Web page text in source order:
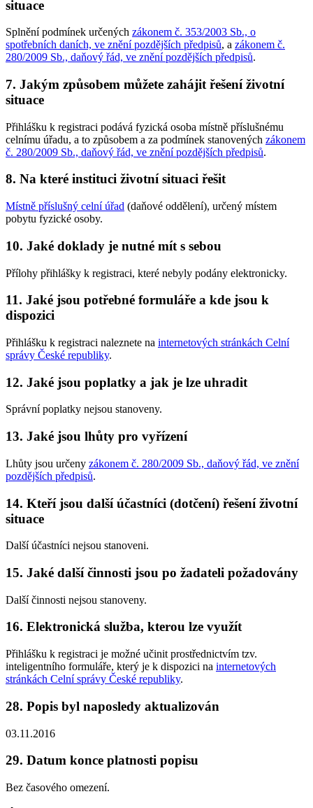
situace
Splnění podmínek určených zákonem č. 353/2003 Sb., o
spotřebních daních, ve znění pozdějších předpisů, a zákonem č.
280/2009 Sb., daňový řád, ve znění pozdějších předpisů.
7. Jakým způsobem můžete zahájit řešení životní
situace
Přihlášku k registraci podává fyzická osoba místně příslušnému
celnímu úřadu, a to způsobem a za podmínek stanovených zákonem
č. 280/2009 Sb., daňový řád, ve znění pozdějších předpisů.
8. Na které instituci životní situaci řešit
Místně příslušný celní úřad (daňové oddělení), určený místem
pobytu fyzické osoby.
10. Jaké doklady je nutné mít s sebou
Přílohy přihlášky k registraci, které nebyly podány elektronicky.
11. Jaké jsou potřebné formuláře a kde jsou k
dispozici
Přihlášku k registraci naleznete na internetových stránkách Celní
správy České republiky.
12. Jaké jsou poplatky a jak je lze uhradit
Správní poplatky nejsou stanoveny.
13. Jaké jsou lhůty pro vyřízení
Lhůty jsou určeny zákonem č. 280/2009 Sb., daňový řád, ve znění
pozdějších předpisů.
14. Kteří jsou další účastníci (dotčení) řešení životní
situace
Další účastníci nejsou stanoveni.
15. Jaké další činnosti jsou po žadateli požadovány
Další činnosti nejsou stanoveny.
16. Elektronická služba, kterou lze využít
Přihlášku k registraci je možné učinit prostřednictvím tzv.
inteligentního formuláře, který je k dispozici na internetových
stránkách Celní správy České republiky.
28. Popis byl naposledy aktualizován
03.11.2016
29. Datum konce platnosti popisu
Bez časového omezení.